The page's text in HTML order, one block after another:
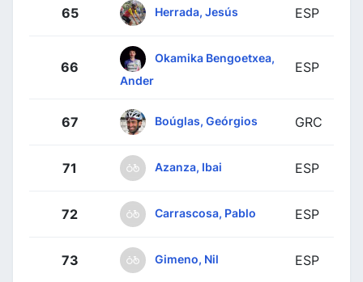
65 Herrada, Jesús ESP
66
Okamika Bengoetxea,
Ander
ESP
67 Boúglas, Geórgios GRC
71 Azanza, Ibai ESP
72 Carrascosa, Pablo ESP
73 Gimeno, Nil ESP